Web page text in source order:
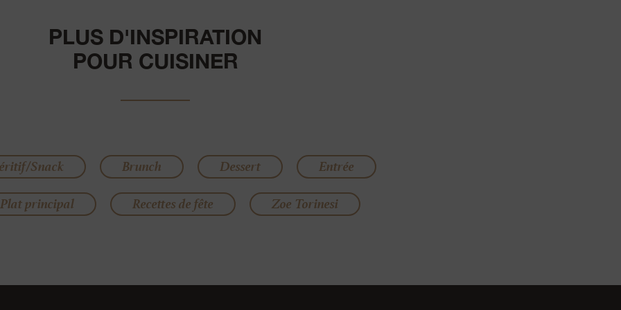
PLUS D'INSPIRATION
POUR CUISINER
Snack Brunch Dessert
Entrée
Plat principal
Recettes de fête Zoe Torinesi